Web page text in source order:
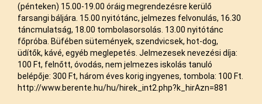
(pénteken) 15.00-19.00 óráig megrendezésre kerülő
farsangi báljára. 15.00 nyitótánc, jelmezes felvonulás, 16.30
táncmulatság, 18.00 tombolasorsolás. 13.00 nyitótánc
főpróba. Büfében sütemények, szendvicsek, hot-dog,
üdítők, kávé, egyéb meglepetés. Jelmezesek nevezési díja:
100 Ft, felnőtt, óvodás, nem jelmezes iskolás tanuló
belépője: 300 Ft, három éves korig ingyenes, tombola: 100 Ft.
http://www.berente.hu/hu/hirek_int2.php?k_hirAzn=881